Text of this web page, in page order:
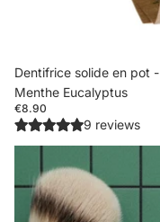
Sold out
Dentifrice solide en pot -
Menthe Eucalyptus
€8.90
9 reviews